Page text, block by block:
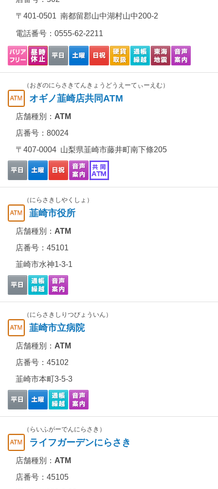
〒401-0501 南都留郡山中湖村山中200-2
電話番号： 0555-62-2211
（おぎのにらさきてんきょうどうえーてぃーえむ）
オギノ韮崎店共同ATM
店舗種別： ATM
店番号：80024
〒407-0004 山梨県韮崎市藤井町南下條205
（にらさきしやくしょ）
韮崎市役所
店舗種別： ATM
店番号：45101
韮崎市水神1-3-1
（にらさきしりつびょういん）
韮崎市立病院
店舗種別： ATM
店番号：45102
韮崎市本町3-5-3
（らいふがーでんにらさき）
ライフガーデンにらさき
店舗種別： ATM
店番号：45105